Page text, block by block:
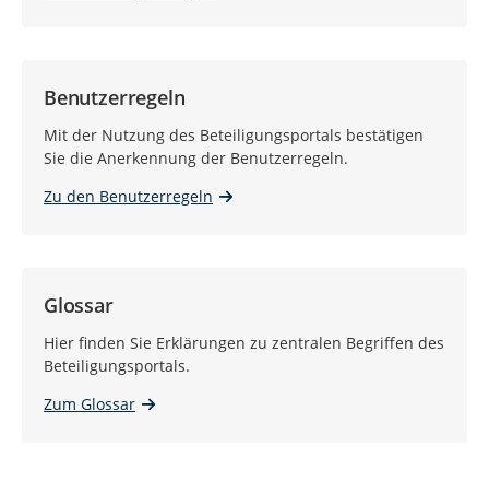
Benutzerregeln
Mit der Nutzung des Beteiligungsportals bestätigen
Sie die Anerkennung der Benutzerregeln.
Zu den Benutzerregeln
Glossar
Hier finden Sie Erklärungen zu zentralen Begriffen des
Beteiligungsportals.
Zum Glossar